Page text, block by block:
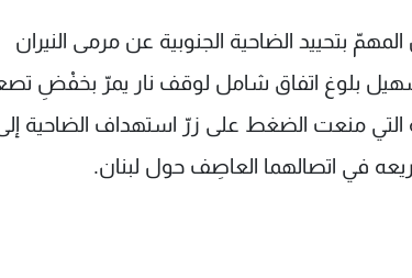
بتحييد الضاحية الجنوبية عن مرمى النيران
بلوغ اتفاق شامل لوقف نار يمرّ بخفْضِ
التي منعت الضغط على زرّ استهداف الضاحية
في اتصالهما العاصِف حول لبنان.